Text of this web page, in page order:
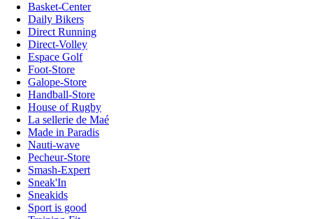
Basket-Center
Daily Bikers
Direct Running
Direct-Volley
Espace Golf
Foot-Store
Galope-Store
Handball-Store
House of Rugby
La sellerie de Maé
Made in Paradis
Nauti-wave
Pecheur-Store
Smash-Expert
Sneak'In
Sneakids
Sport is good